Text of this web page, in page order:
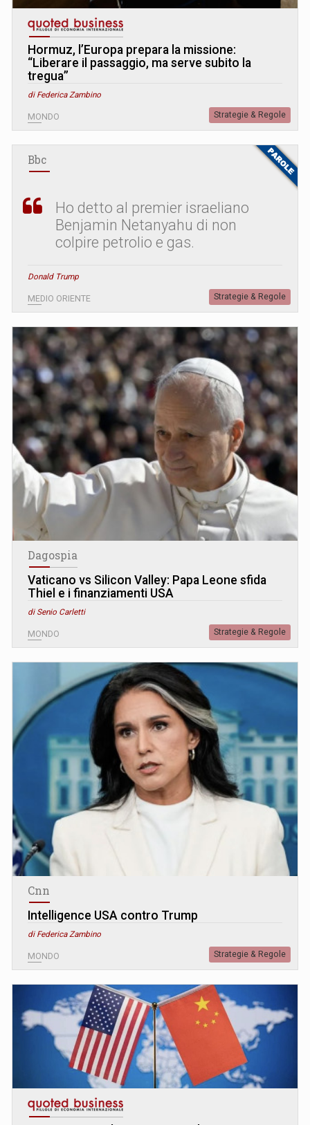
Hormuz, l’Europa prepara la missione:
“Liberare il passaggio, ma serve subito la
tregua”
di Federica Zambino
MONDO Strategie & Regole
Bbc
Ho detto al premier israeliano
Benjamin Netanyahu di non
colpire petrolio e gas.
Donald Trump
MEDIO ORIENTE Strategie & Regole
Dagospia
Vaticano vs Silicon Valley: Papa Leone sfida
Thiel e i finanziamenti USA
di Senio Carletti
MONDO Strategie & Regole
Cnn
Intelligence USA contro Trump
di Federica Zambino
MONDO Strategie & Regole